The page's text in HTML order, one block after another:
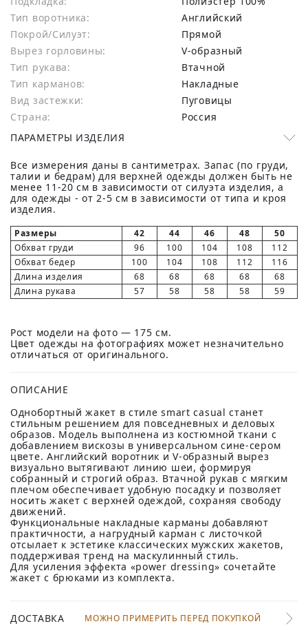
Тип воротника:
Английский
Покрой/Силуэт:
Прямой
Вырез горловины:
V-образный
Тип рукава:
Втачной
Тип карманов:
Накладные
Вид застежки:
Пуговицы
Страна:
Россия
ПАРАМЕТРЫ ИЗДЕЛИЯ
Все измерения даны в сантиметрах. Запас (по груди,
талии и бедрам) для верхней одежды должен быть не
менее 11-20 см в зависимости от силуэта изделия, а
для одежды - от 2-5 см в зависимости от типа и кроя
изделия.
Размеры 42 44 46 48
50
Обхват груди
96 100 104 108
112
Обхват бедер
100 104 108 112
116
Длина изделия
68 68 68 68
68
Длина рукава
57 58 58 58 59
Рост модели на фото — 175 см.
Цвет одежды на фотографиях может незначительно
отличаться от оригинального.
ОПИСАНИЕ
Однобортный жакет в стиле smart casual станет
стильным решением для повседневных и деловых
образов. Модель выполнена из костюмной ткани с
добавлением вискозы в универсальном сине-сером
цвете. Английский воротник и V-образный вырез
визуально вытягивают линию шеи, формируя
собранный и строгий образ. Втачной рукав с мягким
плечом обеспечивает удобную посадку и позволяет
носить жакет с верхней одеждой, сохраняя свободу
движений.
Функциональные накладные карманы добавляют
практичности, а нагрудный карман с листочкой
отсылает к эстетике классических мужских жакетов,
поддерживая тренд на маскулинный стиль.
Для усиления эффекта «power dressing» сочетайте
жакет с брюками из комплекта.
ДОСТАВКА МОЖНО ПРИМЕРИТЬ ПЕРЕД ПОКУПКОЙ